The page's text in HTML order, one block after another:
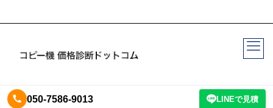
050-7586-9013 LINEで見積